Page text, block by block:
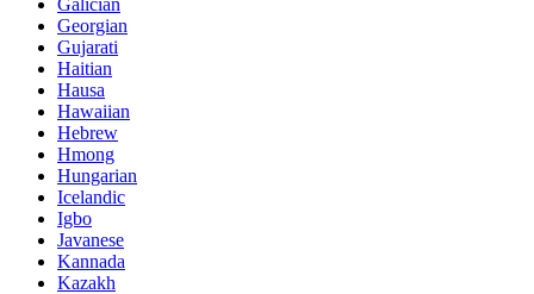
Galician
Georgian
Gujarati
Haitian
Hausa
Hawaiian
Hebrew
Hmong
Hungarian
Icelandic
Igbo
Javanese
Kannada
Kazakh